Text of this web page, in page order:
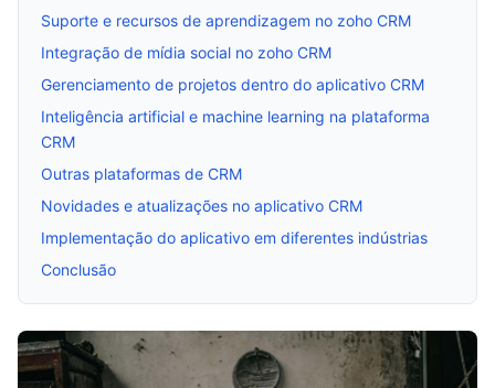
Suporte e recursos de aprendizagem no zoho CRM
Integração de mídia social no zoho CRM
Gerenciamento de projetos dentro do aplicativo CRM
Inteligência artificial e machine learning na plataforma
CRM
Outras plataformas de CRM
Novidades e atualizações no aplicativo CRM
Implementação do aplicativo em diferentes indústrias
Conclusão